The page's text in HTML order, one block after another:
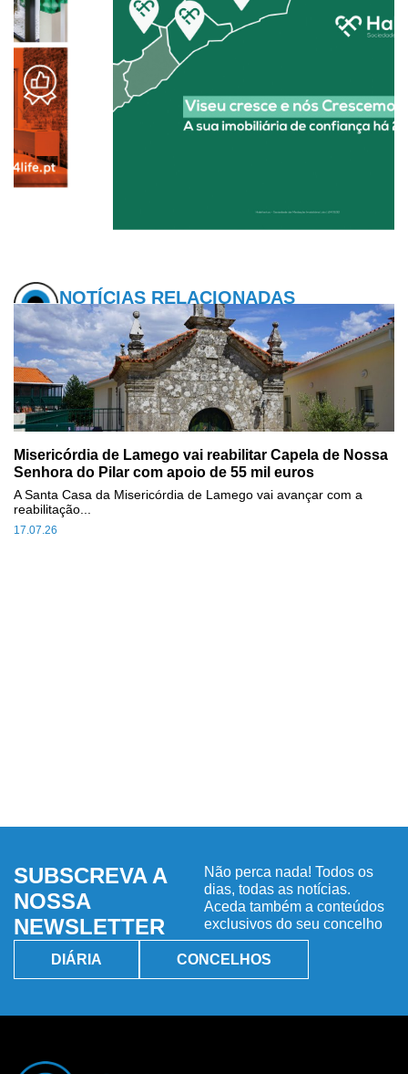
NOTÍCIAS RELACIONADAS
Misericórdia de Lamego vai reabilitar Capela de Nossa
Senhora do Pilar com apoio de 55 mil euros
17.07.26
A Santa Casa da Misericórdia de Lamego vai avançar com a
reabilitação...
SUBSCREVA A
NOSSA
NEWSLETTER
Não perca nada! Todos os
dias, todas as notícias.
Aceda também a conteúdos
exclusivos do seu concelho
DIÁRIA CONCELHOS